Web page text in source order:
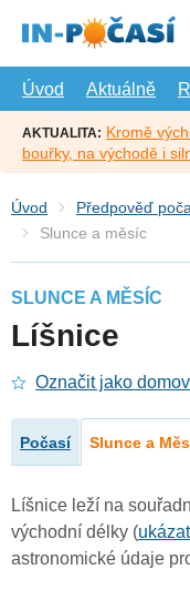
hlavní
Úvod
Aktuálně
AKTUALITA: Kromě
bouřky, na východě i
Úvod Předpověď
Slunce a měsíc
SLUNCE A MĚSÍC
Líšnice
Označit jako
Počasí Slunce a
Líšnice leží na
východní délky (
astronomické údaje